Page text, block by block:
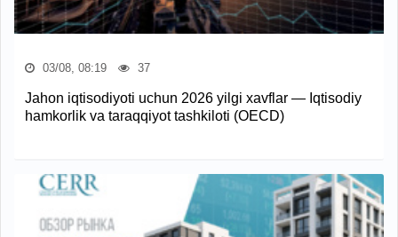
03/08, 08:19 37
Jahon iqtisodiyoti uchun 2026 yilgi xavflar — Iqtisodiy
hamkorlik va taraqqiyot tashkiloti (OECD)